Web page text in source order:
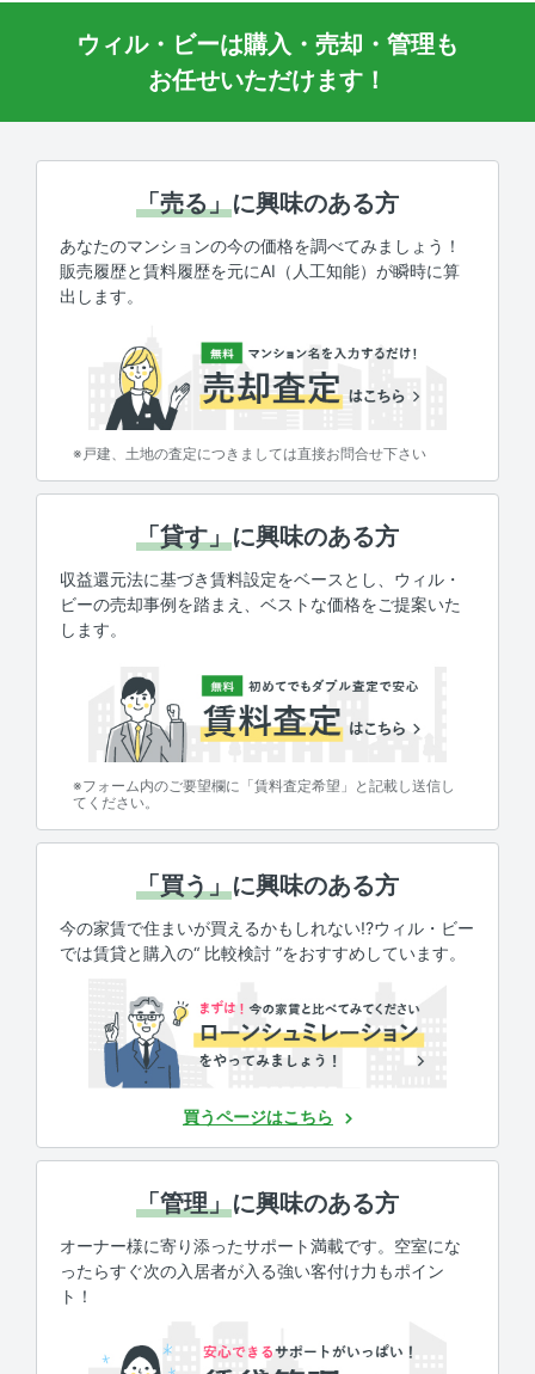
ウィル・ビーは購入・売却・管理も
お任せいただけます！
「売る」に興味のある方
あなたのマンションの今の価格を調べてみましょう！
販売履歴と賃料履歴を元にAI（人工知能）が瞬時に算
出します。
※戸建、土地の査定につきましては直接お問合せ下さい
「貸す」に興味のある方
収益還元法に基づき賃料設定をベースとし、ウィル・
ビーの売却事例を踏まえ、ベストな価格をご提案いた
します。
※フォーム内のご要望欄に「賃料査定希望」と記載し送信し
てください。
「買う」に興味のある方
今の家賃で住まいが買えるかもしれない!?ウィル・ビー
では賃貸と購入の“ 比較検討 ”をおすすめしています。
買うページはこちら
「管理」に興味のある方
オーナー様に寄り添ったサポート満載です。空室にな
ったらすぐ次の入居者が入る強い客付け力もポイン
ト！